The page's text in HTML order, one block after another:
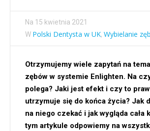
Na 15 kwietnia 2021
W Polski Dentysta w UK, Wybielanie
Otrzymujemy wiele zapytań na
zębów w systemie Enlighten. Na
polega? Jaki jest efekt i czy to
utrzymuje się do końca życia? Jak
na niego czekać i jak wygląda cała
tym artykule odpowiemy na